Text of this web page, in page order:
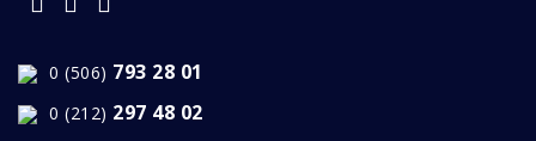
0 (506) 793 28 01
0 (212) 297 48 02